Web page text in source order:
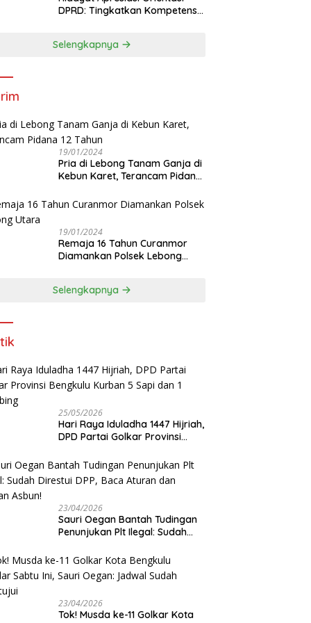
DPRD: Tingkatkan Kompetensi
Selengkapnya
19/01/2024
Pria di Lebong Tanam Ganja di
Kebun Karet, Terancam Pidana
19/01/2024
Remaja 16 Tahun Curanmor
Diamankan Polsek Lebong
Selengkapnya
25/05/2026
Hari Raya Iduladha 1447 Hijriah,
DPD Partai Golkar Provinsi
Kambing
23/04/2026
Sauri Oegan Bantah Tudingan
Penunjukan Plt Ilegal: Sudah
Jangan Asbun!
23/04/2026
‎Tok! Musda ke-11 Golkar Kota